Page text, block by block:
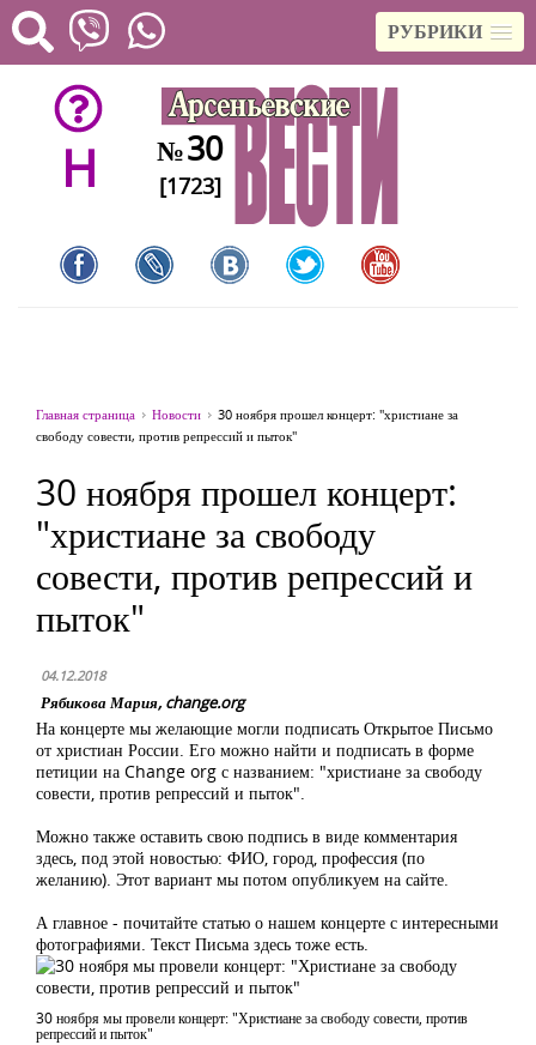
РУБРИКИ
H №30
[1723]
Главная страница Новости
30 ноября прошел концерт: "христиане за
свободу совести, против репрессий и пыток"
30 ноября прошел концерт:
"христиане за свободу
совести, против репрессий и
пыток"
04.12.2018
Рябикова Мария, change.org
На концерте мы желающие могли подписать Открытое Письмо
от христиан России. Его можно найти и подписать в форме
петиции на Change org с названием: "христиане за свободу
совести, против репрессий и пыток".
Можно также оставить свою подпись в виде комментария
здесь, под этой новостью: ФИО, город, профессия (по
желанию). Этот вариант мы потом опубликуем на сайте.
А главное - почитайте статью о нашем концерте с интересными
фотографиями. Текст Письма здесь тоже есть.
30 ноября мы провели концерт: "Христиане за свободу совести, против
репрессий и пыток"